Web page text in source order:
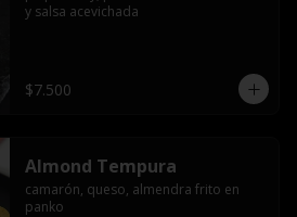
y salsa acevichada
$7.500
Almond Tempura
camarón, queso, almendra frito en
panko